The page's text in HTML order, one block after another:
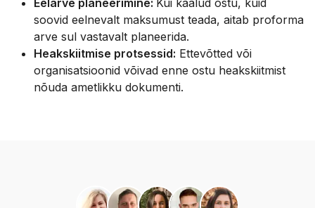
Eelarve planeerimine: Kui kaalud ostu, kuid
soovid eelnevalt maksumust teada, aitab proforma
arve sul vastavalt planeerida.
Heakskiitmise protsessid: Ettevõtted või
organisatsioonid võivad enne ostu heakskiitmist
nõuda ametlikku dokumenti.